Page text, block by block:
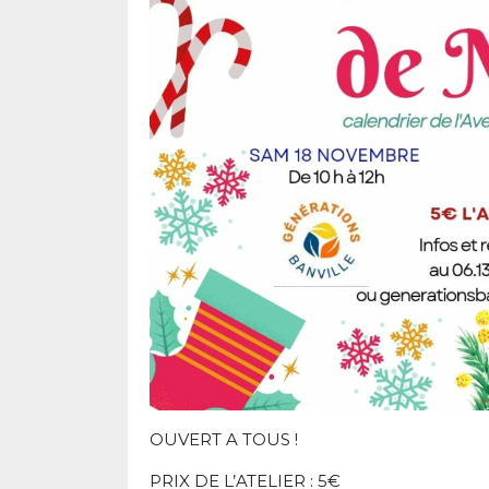
OUVERT A TOUS !
PRIX DE L’ATELIER : 5€